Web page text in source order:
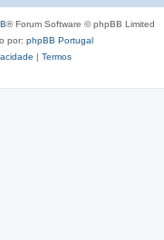
® Forum Software © phpBB Limited
por: phpBB Portugal
| Termos